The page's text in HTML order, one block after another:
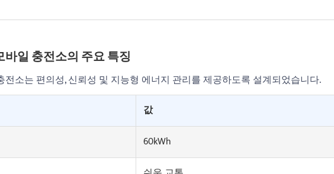
바일 충전소의 주요 특징
전소는 편의성, 신뢰성 및 지능형 에너지 관리를 제공하도록 설계되었습니다.
값
60kWh